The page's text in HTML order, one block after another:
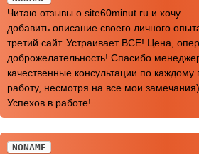
Читаю отзывы о site60minut.ru и хочу
добавить описание своего личного
третий сайт. Устраивает ВСЕ! Цена,
доброжелательность! Спасибо
качественные консультации по каждому
работу, несмотря на все мои замечания)
Успехов в работе!
NONAME